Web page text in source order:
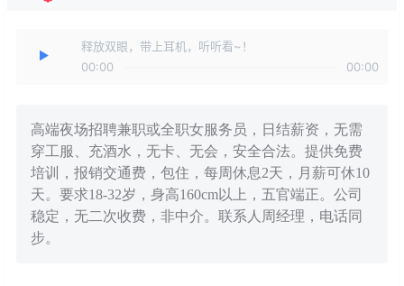
释放双眼，带上耳机，听听看~！
00:00
00:00
高端夜场招聘兼职或全职女服务员，日结薪资，无需
穿工服、充酒水，无卡、无会，安全合法。提供免费
培训，报销交通费，包住，每周休息2天，月薪可休10
天。要求18-32岁，身高160cm以上，五官端正。公司
稳定，无二次收费，非中介。联系人周经理，电话同
步。